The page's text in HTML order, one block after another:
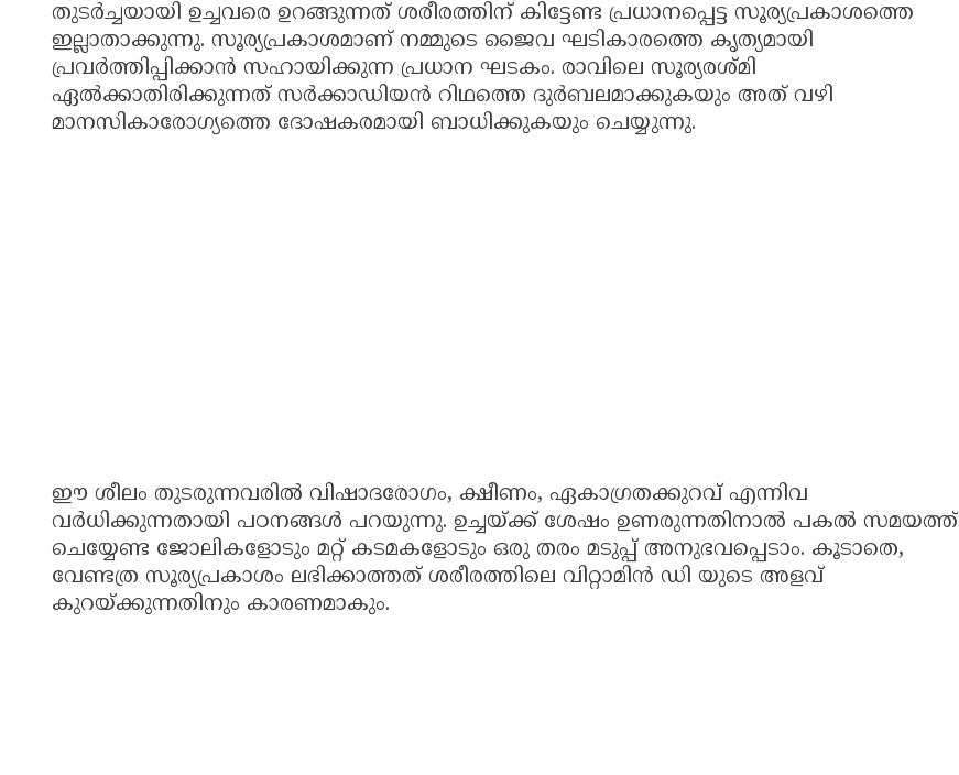
തുടർച്ചയായി ഉച്ചവരെ ഉറങ്ങുന്നത് ശരീരത്തിന് കിട്ടേണ്ട പ്രധാനപ്പെട്ട സൂര്യപ്രകാശത്തെ
ഇല്ലാതാക്കുന്നു. സൂര്യപ്രകാശമാണ് നമ്മുടെ ജൈവ ഘടികാരത്തെ കൃത്യമായി
പ്രവർത്തിപ്പിക്കാൻ സഹായിക്കുന്ന പ്രധാന ഘടകം. രാവിലെ സൂര്യരശ്മി
ഏൽക്കാതിരിക്കുന്നത് സർക്കാഡിയൻ റിഥത്തെ ദുർബലമാക്കുകയും അത് വഴി
മാനസികാരോഗ്യത്തെ ദോഷകരമായി ബാധിക്കുകയും ചെയ്യുന്നു.
ഈ ശീലം തുടരുന്നവരിൽ വിഷാദരോഗം, ക്ഷീണം, ഏകാഗ്രതക്കുറവ് എന്നിവ
വർധിക്കുന്നതായി പഠനങ്ങൾ പറയുന്നു. ഉച്ചയ്ക്ക് ശേഷം ഉണരുന്നതിനാൽ പകൽ സമയത്ത്
ചെയ്യേണ്ട ജോലികളോടും മറ്റ് കടമകളോടും ഒരു തരം മടുപ്പ് അനുഭവപ്പെടാം. കൂടാതെ,
വേണ്ടത്ര സൂര്യപ്രകാശം ലഭിക്കാത്തത് ശരീരത്തിലെ വിറ്റാമിൻ ഡി യുടെ അളവ്
കുറയ്ക്കുന്നതിനും കാരണമാകും.